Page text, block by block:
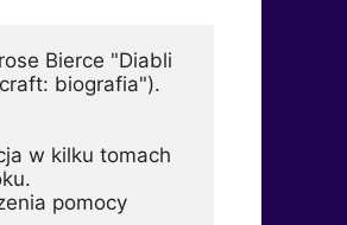
Bierce "Diabli
biografia").
w kilku tomach
pomocy